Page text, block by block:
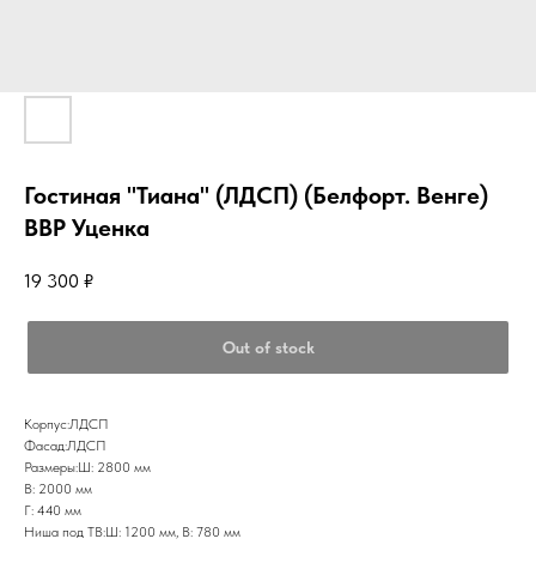
Гостиная "Тиана" (ЛДСП) (Белфорт. Венге)
ВВР Уценка
19 300 ₽
Out of stock
Корпус:ЛДСП
Фасад:ЛДСП
Размеры:Ш: 2800 мм
В: 2000 мм
Г: 440 мм
Ниша под ТВ:Ш: 1200 мм, В: 780 мм